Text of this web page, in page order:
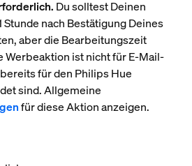
Du solltest Deinen
Stunde nach Bestätigung Deines
aber die Bearbeitungszeit
Werbeaktion ist nicht für E-Mail-
für den Philips Hue
sind. Allgemeine
für diese Aktion anzeigen.